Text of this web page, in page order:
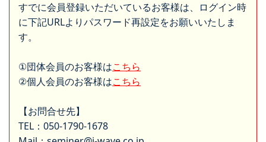
すでに会員登録いただいているお客様は、ログイン時
に下記URLよりパスワード再設定をお願いいたしま
す。
①団体会員のお客様はこちら
②個人会員のお客様はこちら
【お問合せ先】
TEL：050-1790-1678